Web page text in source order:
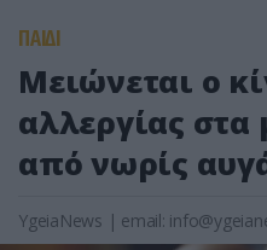
ΠΑΙΔΙ
Μειώνεται ο
αλλεργίας
από νωρίς
YgeiaNews | email: